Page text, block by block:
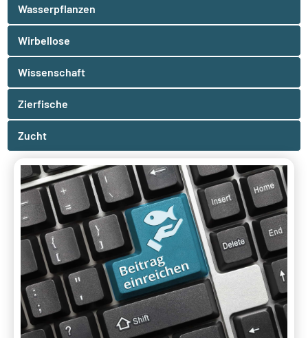
Wasserpflanzen
Wirbellose
Wissenschaft
Zierfische
Zucht